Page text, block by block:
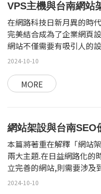
VPS主機與台南網站
在網路科技日新月異的時
完美結合成為了企業網頁
網站不僅需要有吸引人的
2024-10-10
MORE
網站架設與台南SEO
本篇將著重在解釋「網站
兩大主題.在日益網路化的
立完善的網站,則需要涉及
2024-10-10